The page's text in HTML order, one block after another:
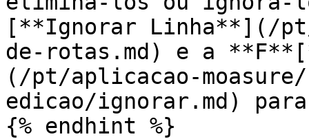
[**Ignorar Linha**](/
de-rotas.md) e a
(/pt/aplicacao-
edicao/ignorar.md)
{% endhint %}